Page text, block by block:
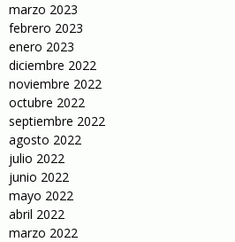
marzo 2023
febrero 2023
enero 2023
diciembre 2022
noviembre 2022
octubre 2022
septiembre 2022
agosto 2022
julio 2022
junio 2022
mayo 2022
abril 2022
marzo 2022